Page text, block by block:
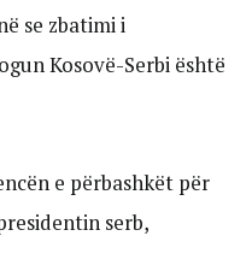
se zbatimi i
Kosovë-Serbi është
e përbashkët për
serb,